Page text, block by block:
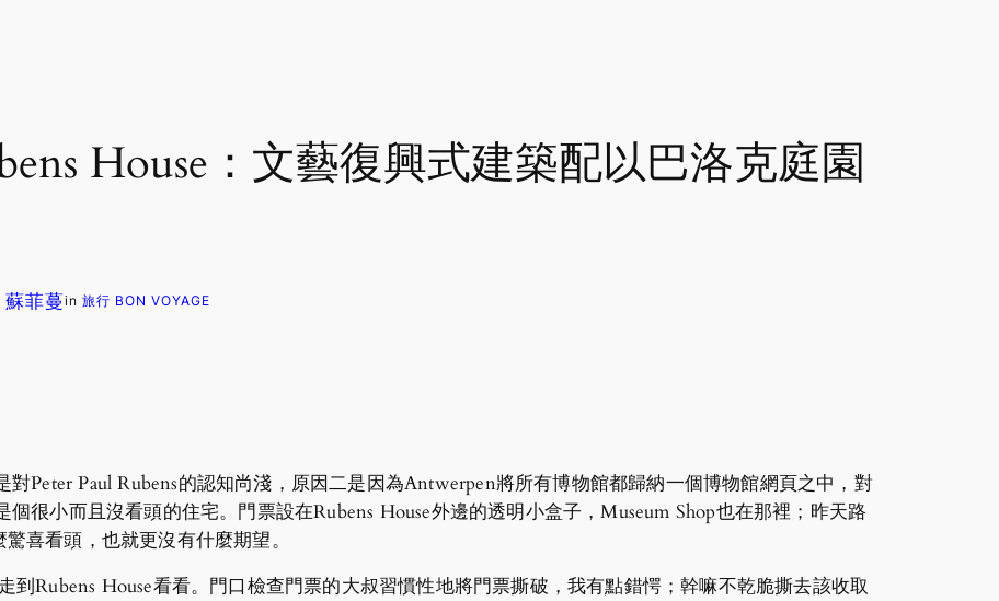
House：文藝復興式建築配以巴洛克庭園
菲蔓in 旅行 BON VOYAGE
對Peter Paul Rubens的認知尚淺，原因二是因為Antwerpen將所有博物館都歸納一個博物館網頁之中，對
很小而且沒看頭的住宅。門票設在Rubens House外邊的透明小盒子，Museum Shop也在那裡；昨天路
喜看頭，也就更沒有什麼期望。
到Rubens House看看。門口檢查門票的大叔習慣性地將門票撕破，我有點錯愕；幹嘛不乾脆撕去該收取